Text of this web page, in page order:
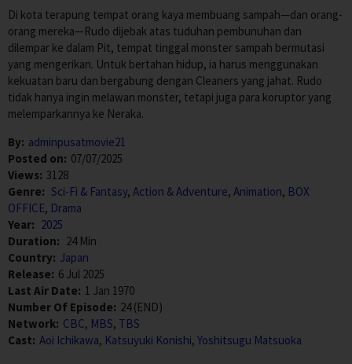
Di kota terapung tempat orang kaya membuang sampah—dan orang-
orang mereka—Rudo dijebak atas tuduhan pembunuhan dan
dilempar ke dalam Pit, tempat tinggal monster sampah bermutasi
yang mengerikan. Untuk bertahan hidup, ia harus menggunakan
kekuatan baru dan bergabung dengan Cleaners yang jahat. Rudo
tidak hanya ingin melawan monster, tetapi juga para koruptor yang
melemparkannya ke Neraka.
By: adminpusatmovie21
Posted on: 07/07/2025
Views: 3128
Genre: Sci-Fi & Fantasy, Action & Adventure, Animation, BOX
OFFICE, Drama
Year: 2025
Duration: 24 Min
Country: Japan
Release: 6 Jul 2025
Last Air Date: 1 Jan 1970
Number Of Episode: 24 (END)
Network: CBC, MBS, TBS
Cast: Aoi Ichikawa, Katsuyuki Konishi, Yoshitsugu Matsuoka